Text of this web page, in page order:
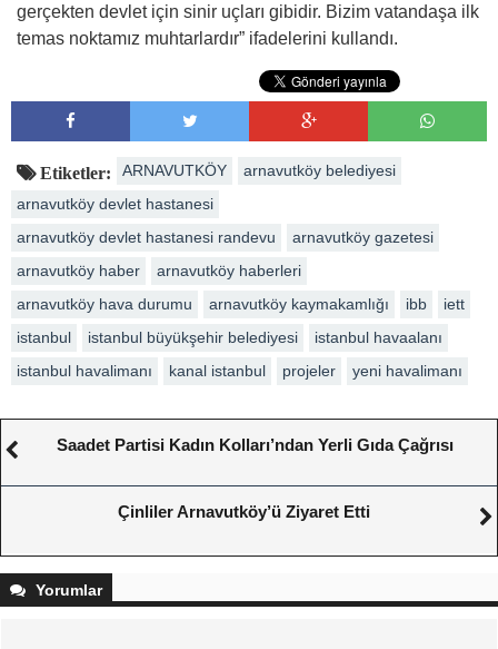
gerçekten devlet için sinir uçları gibidir. Bizim vatandaşa ilk
temas noktamız muhtarlardır” ifadelerini kullandı.
Etiketler: ARNAVUTKÖY
arnavutköy belediyesi
arnavutköy devlet hastanesi
arnavutköy devlet hastanesi randevu
arnavutköy gazetesi
arnavutköy haber
arnavutköy haberleri
arnavutköy hava durumu
arnavutköy kaymakamlığı ibb
iett
istanbul
istanbul büyükşehir belediyesi
istanbul havaalanı
istanbul havalimanı
kanal istanbul projeler yeni havalimanı
Saadet Partisi Kadın Kolları’ndan Yerli Gıda Çağrısı
Çinliler Arnavutköy’ü Ziyaret Etti
Yorumlar